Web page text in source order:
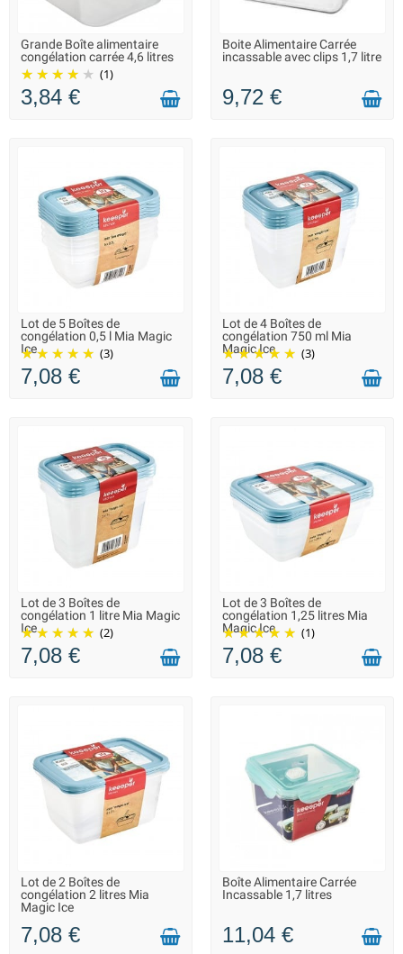
LIVRAISON 2 À 3 JOURS
Grande Boîte alimentaire
congélation carrée 4,6 litres
(1)
3,84 €
FIN DE SÉRIE : QUANTITÉ
MAX. DISPONIBLE
Boite Alimentaire Carrée
incassable avec clips 1,7 litre
9,72 €
LIVRAISON 2 À 3 JOURS
Lot de 5 Boîtes de
congélation 0,5 l Mia Magic
Ice
(3)
7,08 €
LIVRAISON 2 À 3 JOURS
Lot de 4 Boîtes de
congélation 750 ml Mia
Magic Ice
(3)
7,08 €
LIVRAISON 2 À 3 JOURS
Lot de 3 Boîtes de
congélation 1 litre Mia Magic
Ice
(2)
7,08 €
LIVRAISON 2 À 3 JOURS
Lot de 3 Boîtes de
congélation 1,25 litres Mia
Magic Ice
(1)
7,08 €
LIVRAISON 2 À 3 JOURS
Lot de 2 Boîtes de
congélation 2 litres Mia
Magic Ice
7,08 €
LIVRAISON 2 À 3 JOURS
Boîte Alimentaire Carrée
Incassable 1,7 litres
11,04 €